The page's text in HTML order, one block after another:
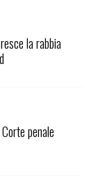
la rabbia
penale